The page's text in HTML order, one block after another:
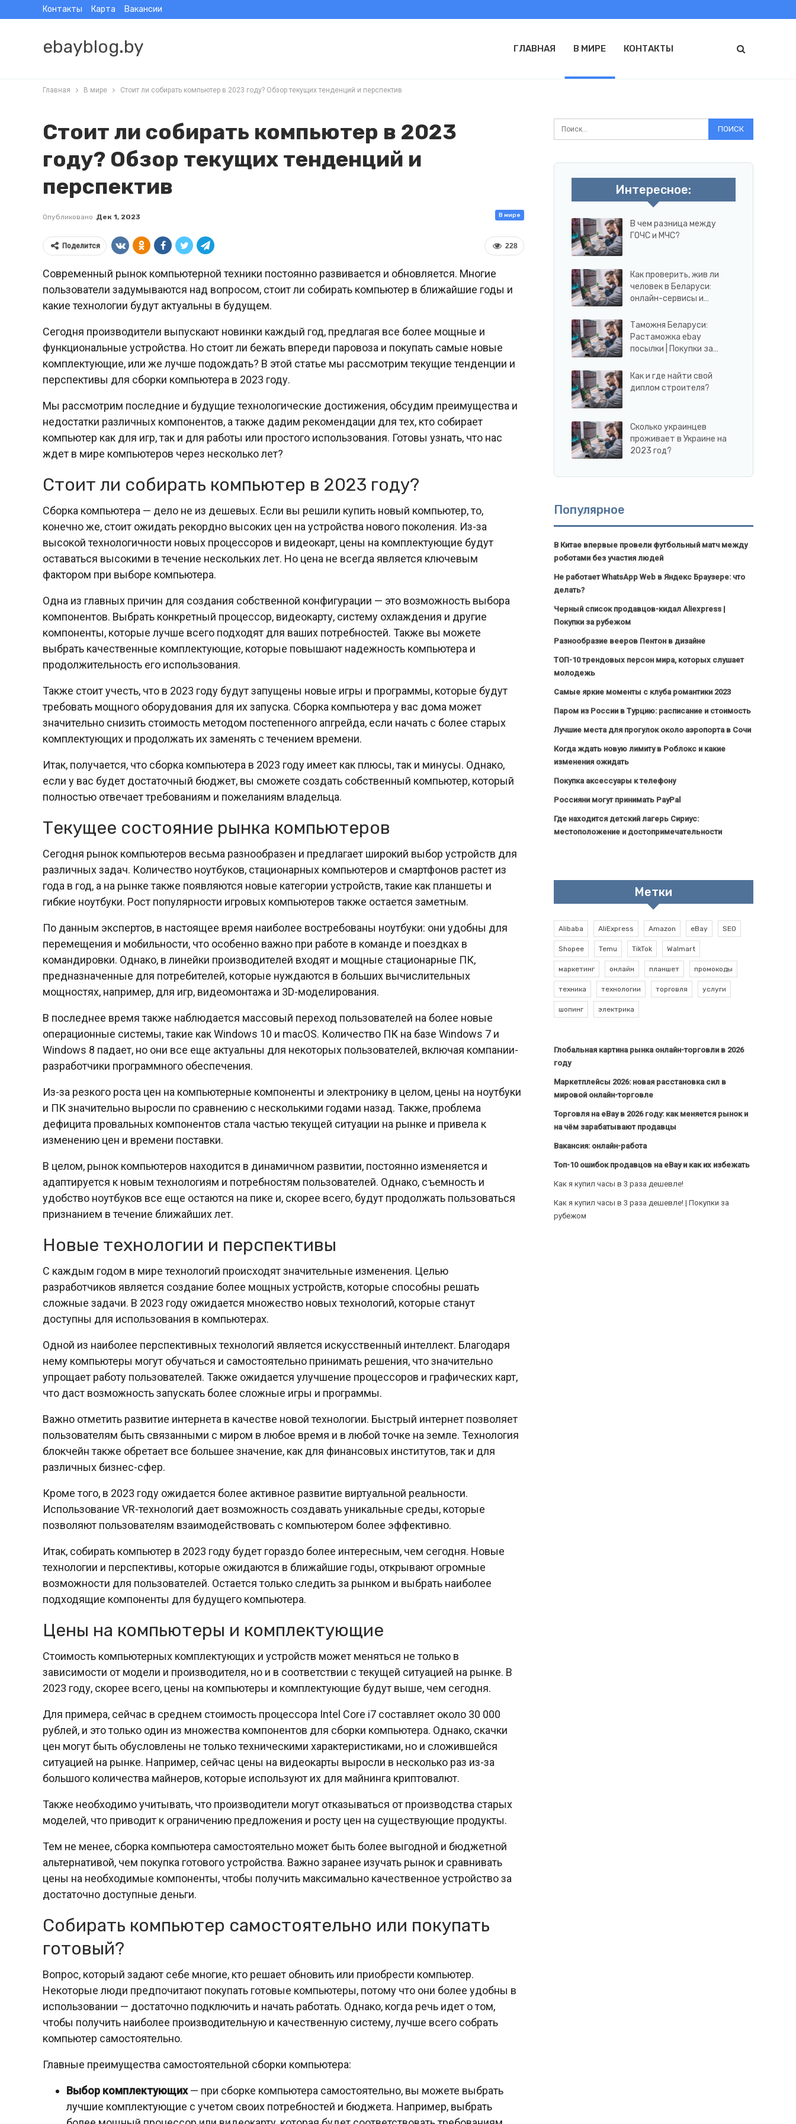
Контакты Карта Вакансии
ebayblog.by ГЛАВНАЯ В МИРЕ КОНТАКТЫ
Главная В мире Стоит ли собирать компьютер в 2023 году? Обзор текущих тенденций и перспектив
Стоит ли собирать компьютер в 2023
году? Обзор текущих тенденций и
перспектив
В мире
Опубликовано Дек 1, 2023
228
Поделится
Современный рынок компьютерной техники постоянно развивается и обновляется. Многие
пользователи задумываются над вопросом, стоит ли собирать компьютер в ближайшие годы и
какие технологии будут актуальны в будущем.
Сегодня производители выпускают новинки каждый год, предлагая все более мощные и
функциональные устройства. Но стоит ли бежать впереди паровоза и покупать самые новые
комплектующие, или же лучше подождать? В этой статье мы рассмотрим текущие тенденции и
перспективы для сборки компьютера в 2023 году.
Мы рассмотрим последние и будущие технологические достижения, обсудим преимущества и
недостатки различных компонентов, а также дадим рекомендации для тех, кто собирает
компьютер как для игр, так и для работы или простого использования. Готовы узнать, что нас
ждет в мире компьютеров через несколько лет?
Стоит ли собирать компьютер в 2023 году?
Сборка компьютера — дело не из дешевых. Если вы решили купить новый компьютер, то,
конечно же, стоит ожидать рекордно высоких цен на устройства нового поколения. Из-за
высокой технологичности новых процессоров и видеокарт, цены на комплектующие будут
оставаться высокими в течение нескольких лет. Но цена не всегда является ключевым
фактором при выборе компьютера.
Одна из главных причин для создания собственной конфигурации — это возможность выбора
компонентов. Выбрать конкретный процессор, видеокарту, систему охлаждения и другие
компоненты, которые лучше всего подходят для ваших потребностей. Также вы можете
выбрать качественные комплектующие, которые повышают надежность компьютера и
продолжительность его использования.
Также стоит учесть, что в 2023 году будут запущены новые игры и программы, которые будут
требовать мощного оборудования для их запуска. Сборка компьютера у вас дома может
значительно снизить стоимость методом постепенного апгрейда, если начать с более старых
комплектующих и продолжать их заменять с течением времени.
Итак, получается, что сборка компьютера в 2023 году имеет как плюсы, так и минусы. Однако,
если у вас будет достаточный бюджет, вы сможете создать собственный компьютер, который
полностью отвечает требованиям и пожеланиям владельца.
Текущее состояние рынка компьютеров
Сегодня рынок компьютеров весьма разнообразен и предлагает широкий выбор устройств для
различных задач. Количество ноутбуков, стационарных компьютеров и смартфонов растет из
года в год, а на рынке также появляются новые категории устройств, такие как планшеты и
гибкие ноутбуки. Рост популярности игровых компьютеров также остается заметным.
По данным экспертов, в настоящее время наиболее востребованы ноутбуки: они удобны для
перемещения и мобильности, что особенно важно при работе в команде и поездках в
командировки. Однако, в линейки производителей входят и мощные стационарные ПК,
предназначенные для потребителей, которые нуждаются в больших вычислительных
мощностях, например, для игр, видеомонтажа и 3D-моделирования.
В последнее время также наблюдается массовый переход пользователей на более новые
операционные системы, такие как Windows 10 и macOS. Количество ПК на базе Windows 7 и
Windows 8 падает, но они все еще актуальны для некоторых пользователей, включая компании-
разработчики программного обеспечения.
Из-за резкого роста цен на компьютерные компоненты и электронику в целом, цены на ноутбуки
и ПК значительно выросли по сравнению с несколькими годами назад. Также, проблема
дефицита провальных компонентов стала частью текущей ситуации на рынке и привела к
изменению цен и времени поставки.
В целом, рынок компьютеров находится в динамичном развитии, постоянно изменяется и
адаптируется к новым технологиям и потребностям пользователей. Однако, съемность и
удобство ноутбуков все еще остаются на пике и, скорее всего, будут продолжать пользоваться
признанием в течение ближайших лет.
Новые технологии и перспективы
С каждым годом в мире технологий происходят значительные изменения. Целью
разработчиков является создание более мощных устройств, которые способны решать
сложные задачи. В 2023 году ожидается множество новых технологий, которые станут
доступны для использования в компьютерах.
Одной из наиболее перспективных технологий является искусственный интеллект. Благодаря
нему компьютеры могут обучаться и самостоятельно принимать решения, что значительно
упрощает работу пользователей. Также ожидается улучшение процессоров и графических карт,
что даст возможность запускать более сложные игры и программы.
Важно отметить развитие интернета в качестве новой технологии. Быстрый интернет позволяет
пользователям быть связанными с миром в любое время и в любой точке на земле. Технология
блокчейн также обретает все большее значение, как для финансовых институтов, так и для
различных бизнес-сфер.
Кроме того, в 2023 году ожидается более активное развитие виртуальной реальности.
Использование VR-технологий дает возможность создавать уникальные среды, которые
позволяют пользователям взаимодействовать с компьютером более эффективно.
Итак, собирать компьютер в 2023 году будет гораздо более интересным, чем сегодня. Новые
технологии и перспективы, которые ожидаются в ближайшие годы, открывают огромные
возможности для пользователей. Остается только следить за рынком и выбрать наиболее
подходящие компоненты для будущего компьютера.
Цены на компьютеры и комплектующие
Стоимость компьютерных комплектующих и устройств может меняться не только в
зависимости от модели и производителя, но и в соответствии с текущей ситуацией на рынке. В
2023 году, скорее всего, цены на компьютеры и комплектующие будут выше, чем сегодня.
Для примера, сейчас в среднем стоимость процессора Intel Core i7 составляет около 30 000
рублей, и это только один из множества компонентов для сборки компьютера. Однако, скачки
цен могут быть обусловлены не только техническими характеристиками, но и сложившейся
ситуацией на рынке. Например, сейчас цены на видеокарты выросли в несколько раз из-за
большого количества майнеров, которые используют их для майнинга криптовалют.
Также необходимо учитывать, что производители могут отказываться от производства старых
моделей, что приводит к ограничению предложения и росту цен на существующие продукты.
Тем не менее, сборка компьютера самостоятельно может быть более выгодной и бюджетной
альтернативой, чем покупка готового устройства. Важно заранее изучать рынок и сравнивать
цены на необходимые компоненты, чтобы получить максимально качественное устройство за
достаточно доступные деньги.
Собирать компьютер самостоятельно или покупать
готовый?
Вопрос, который задают себе многие, кто решает обновить или приобрести компьютер.
Некоторые люди предпочитают покупать готовые компьютеры, потому что они более удобны в
использовании — достаточно подключить и начать работать. Однако, когда речь идет о том,
чтобы получить наиболее производительную и качественную систему, лучше всего собрать
компьютер самостоятельно.
Главные преимущества самостоятельной сборки компьютера:
Выбор комплектующих— при сборке компьютера самостоятельно, вы можете выбрать
лучшие комплектующие с учетом своих потребностей и бюджета. Например, выбрать
Интересное:
В чем разница между
ГОЧС и МЧС?
Как проверить, жив ли
человек в Беларуси:
онлайн-сервисы и…
Таможня Беларуси:
Растаможка ebay
посылки | Покупки за…
Как и где найти свой
диплом строителя?
Сколько украинцев
проживает в Украине на
2023 год?
Популярное
В Китае впервые провели футбольный матч между
роботами без участия людей
Не работает WhatsApp Web в Яндекс Браузере: что
делать?
Черный список продавцов-кидал Aliexpress |
Покупки за рубежом
Разнообразие вееров Пентон в дизайне
ТОП-10 трендовых персон мира, которых слушает
молодежь
Самые яркие моменты с клуба романтики 2023
Паром из России в Турцию: расписание и стоимость
Лучшие места для прогулок около аэропорта в Сочи
Когда ждать новую лимиту в Роблокс и какие
изменения ожидать
Покупка аксессуары к телефону
Россияни могут принимать PayPal
Где находится детский лагерь Сириус:
местоположение и достопримечательности
Метки
Alibaba AliExpress Amazon eBay SEO
Shopee Temu TikTok Walmart
маркетинг онлайн планшет промокоды
техника технологии торговля услуги
шопинг электрика
Глобальная картина рынка онлайн-торговли в 2026
году
Маркетплейсы 2026: новая расстановка сил в
мировой онлайн-торговле
Торговля на eBay в 2026 году: как меняется рынок и
на чём зарабатывают продавцы
Вакансия: онлайн-работа
Топ-10 ошибок продавцов на eBay и как их избежать
Как я купил часы в 3 раза дешевле!
Как я купил часы в 3 раза дешевле! | Покупки за
рубежом